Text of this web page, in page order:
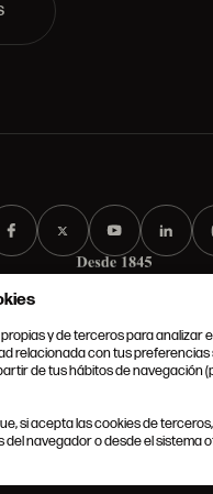
CONDICIONES
POLÍTICA DE COOKIES
AJUSTE DE COOKIES
y de terceros para analizar
relacionada con tus preferencias
de tus hábitos de navegación
si acepta las cookies de
del navegador o desde el sistema